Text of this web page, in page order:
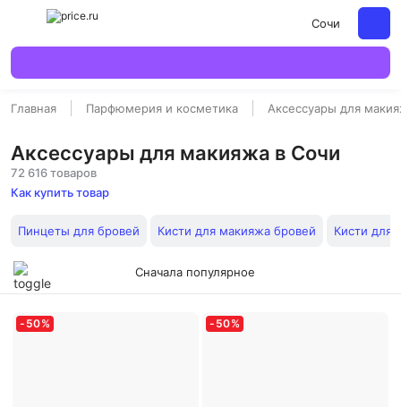
Сочи
Главная Парфюмерия и косметика Аксессуары для
Аксессуары для макияжа в Сочи
72 616 товаров
Как купить товар
Пинцеты для бровей Кисти для макияжа бровей Кисти для
Сначала популярное
- 50% - 50%